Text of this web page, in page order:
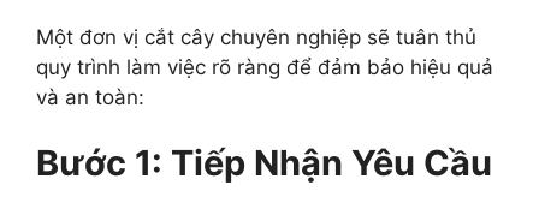
Một đơn vị cắt cây chuyên nghiệp sẽ tuân thủ
quy trình làm việc rõ ràng để đảm bảo hiệu quả
và an toàn:
Bước 1: Tiếp Nhận Yêu Cầu